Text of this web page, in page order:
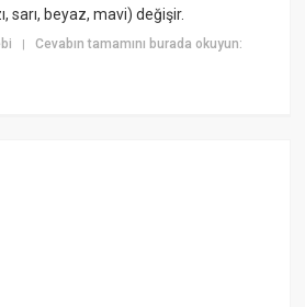
sarı, beyaz, mavi) değişir.
|Cevabın tamamını burada okuyun: